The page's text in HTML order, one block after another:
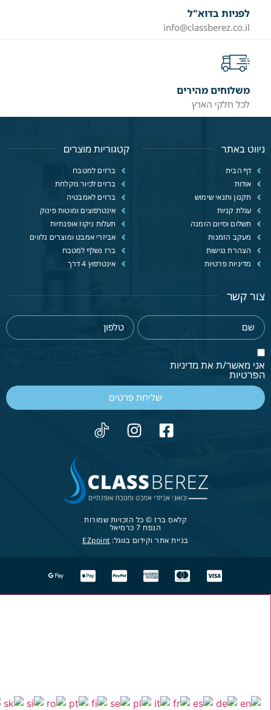
לפניות בדוא"ל
info@classberez.co.il
משלוחים מהירים
לכל חלקי הארץ
ניווט באתר
דף הבית
אודות
תקנון ותנאי שימוש
עגלת קניות
תשלום וסיום הזמנה
מעקב הזמנות
הצהרת נגישות
מדיניות פרטיות
קטגוריות מוצרים
ברזים למטבח
ברזים לכיור מקלחת
ברזים לאמבטיה
אינטרפוצים ומוטות פינוק
תעלות ניקוז אופנתיות
אביזרי אמבט ומוצרים נלווים
ברז נשלף למטבח
אינטרפוץ 4 דרך
צור קשר
אני מאשר/ת את מדיניות
הפרטיות
שליחת פרטים
קלאס ברז © כל הזכויות שמורות
הנפח 7 כרמיאל
בניית אתר וקידום בגוגל: EZpoint